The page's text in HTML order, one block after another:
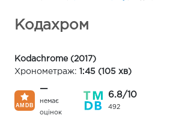
Кодахром
Kodachrome (2017)
Хронометраж: 1:45 (105 хв)
—
немає
оцінок
6.8/10
492